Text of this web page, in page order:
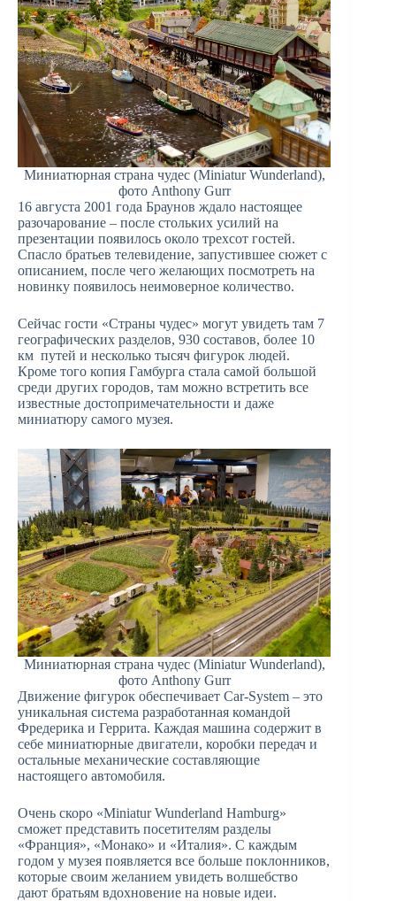
Миниатюрная страна чудес (Miniatur Wunderland),
фото Anthony Gurr
16 августа 2001 года Браунов ждало настоящее
разочарование – после стольких усилий на
презентации появилось около трехсот гостей.
Спасло братьев телевидение, запустившее сюжет с
описанием, после чего желающих посмотреть на
новинку появилось неимоверное количество.
Сейчас гости «Страны чудес» могут увидеть там 7
географических разделов, 930 составов, более 10
км путей и несколько тысяч фигурок людей.
Кроме того копия Гамбурга стала самой большой
среди других городов, там можно встретить все
известные достопримечательности и даже
миниатюру самого музея.
Миниатюрная страна чудес (Miniatur Wunderland),
фото Anthony Gurr
Движение фигурок обеспечивает Car-System – это
уникальная система разработанная командой
Фредерика и Геррита. Каждая машина содержит в
себе миниатюрные двигатели, коробки передач и
остальные механические составляющие
настоящего автомобиля.
Очень скоро «Miniatur Wunderland Hamburg»
сможет представить посетителям разделы
«Франция», «Монако» и «Италия». С каждым
годом у музея появляется все больше поклонников,
которые своим желанием увидеть волшебство
дают братьям вдохновение на новые идеи.